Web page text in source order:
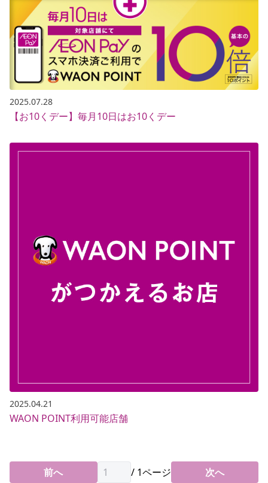
2025.07.28
【お10くデー】毎月10日はお10くデー
2025.04.21
WAON POINT利用可能店舗
前へ / 1ページ 次へ